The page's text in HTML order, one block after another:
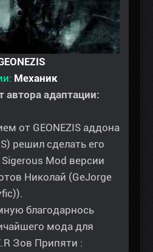
Механик
автора адаптации:
от GEONEZIS аддона
решил сделать его
Mod версии
Николай (GeJorge
благодарнось
мода для
Зов Припяти :